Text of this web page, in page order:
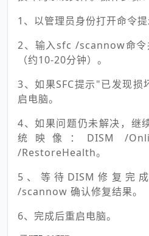
1、以管理员身份打开命令提
2、输入sfc /scannow命令
（约10-20分钟）。
3、如果SFC提示"已发现损
启电脑。
4、如果问题仍未解决，继
统映像：DISM /
/RestoreHealth。
5、等待DISM修复完
/scannow 确认修复结果。
6、完成后重启电脑。